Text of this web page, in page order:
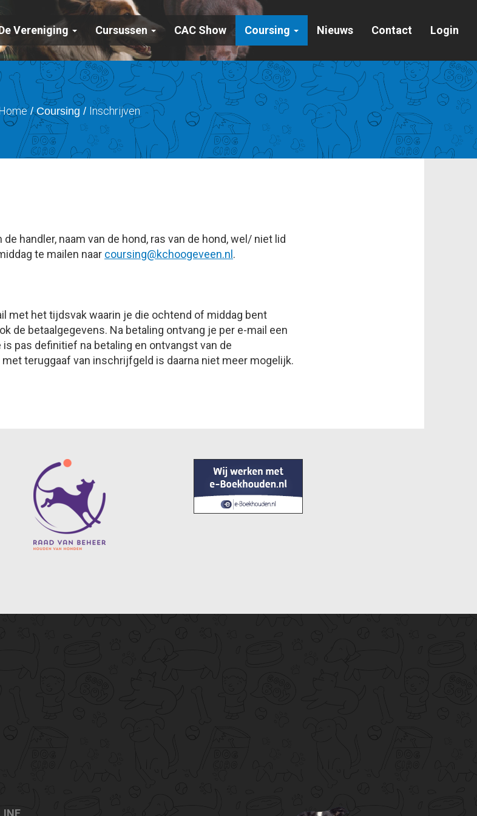
Vereniging Cursussen CAC Show Coursing Nieuws Contact Login
/ Coursing / Inschrijven
handler, naam van de hond, ras van de hond, wel/ niet lid
te mailen naar gnisruoc@kchoogeveen.nl .
met het tijdsvak waarin je die ochtend of middag bent
de betaalgegevens. Na betaling ontvang je per e-mail een
pas definitief na betaling en ontvangst van de
teruggaaf van inschrijfgeld is daarna niet meer mogelijk.